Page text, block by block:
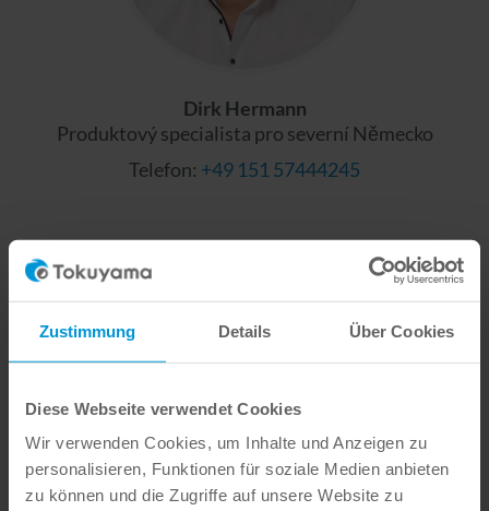
Zustimmung Details Über Cookies
Diese Webseite verwendet Cookies
Wir verwenden Cookies, um Inhalte und Anzeigen zu
personalisieren, Funktionen für soziale Medien anbieten
zu können und die Zugriffe auf unsere Website zu
Dirk Hermann
Produktový specialista pro severní Německo
Telefon: +49 151 57444245